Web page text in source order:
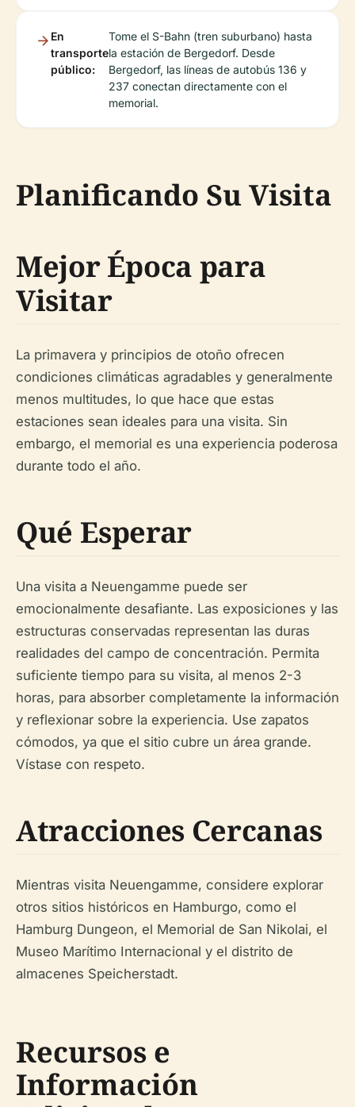
En
transporte
público:
Tome el S-Bahn (tren suburbano) hasta
la estación de Bergedorf. Desde
Bergedorf, las líneas de autobús 136 y
237 conectan directamente con el
memorial.
Planificando Su Visita
Mejor Época para
Visitar
La primavera y principios de otoño ofrecen
condiciones climáticas agradables y generalmente
menos multitudes, lo que hace que estas
estaciones sean ideales para una visita. Sin
embargo, el memorial es una experiencia poderosa
durante todo el año.
Qué Esperar
Una visita a Neuengamme puede ser
emocionalmente desafiante. Las exposiciones y las
estructuras conservadas representan las duras
realidades del campo de concentración. Permita
suficiente tiempo para su visita, al menos 2-3
horas, para absorber completamente la información
y reflexionar sobre la experiencia. Use zapatos
cómodos, ya que el sitio cubre un área grande.
Vístase con respeto.
Atracciones Cercanas
Mientras visita Neuengamme, considere explorar
otros sitios históricos en Hamburgo, como el
Hamburg Dungeon, el Memorial de San Nikolai, el
Museo Marítimo Internacional y el distrito de
almacenes Speicherstadt.
Recursos e
Información